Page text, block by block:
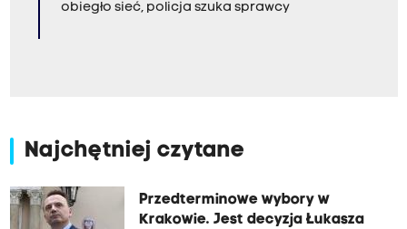
obiegło sieć, policja szuka sprawcy
Najchętniej czytane
Przedterminowe wybory w
Krakowie. Jest decyzja Łukasza